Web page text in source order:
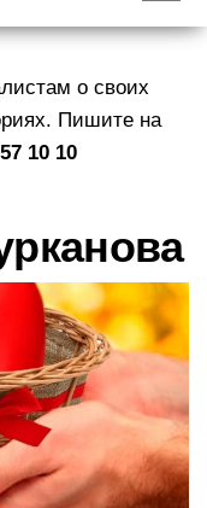
р
и
г
а
ц
и
о своих
Пишите на
10 10